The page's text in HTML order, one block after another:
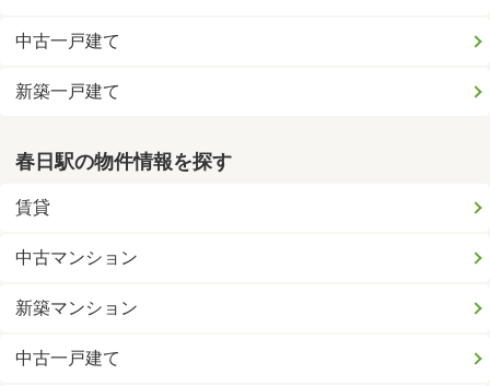
中古一戸建て
新築一戸建て
春日駅の物件情報を探す
賃貸
中古マンション
新築マンション
中古一戸建て